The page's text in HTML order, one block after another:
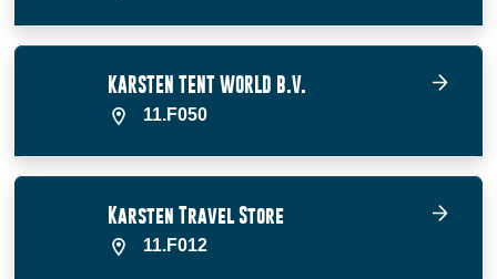
KARSTEN TENT WORLD B.V.
11.F050
Karsten Travel Store
11.F012